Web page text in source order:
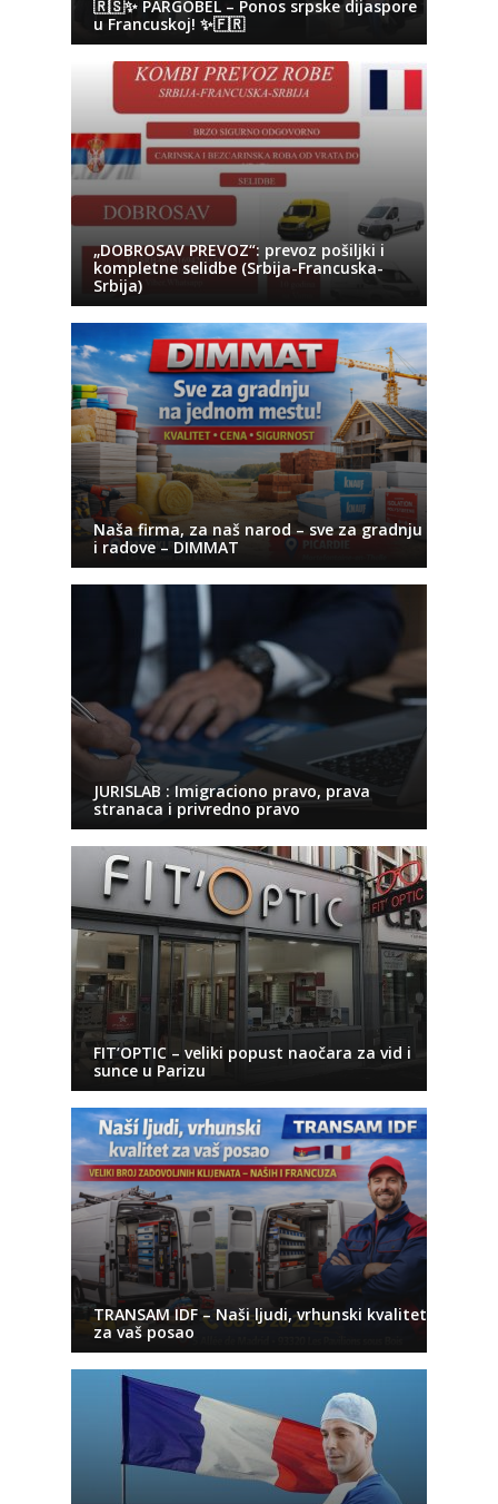
🇷🇸✨ PARGOBEL – Ponos srpske dijaspore
u Francuskoj! ✨🇫🇷
„DOBROSAV PREVOZ“: prevoz pošiljki i
kompletne selidbe (Srbija-Francuska-
Srbija)
Naša firma, za naš narod – sve za gradnju
i radove – DIMMAT
JURISLAB : Imigraciono pravo, prava
stranaca i privredno pravo
FIT’OPTIC – veliki popust naočara za vid i
sunce u Parizu
TRANSAM IDF – Naši ljudi, vrhunski kvalitet
za vaš posao